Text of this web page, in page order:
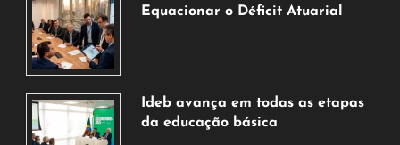
Equacionar o Déficit Atuarial
de
2026
Ideb avança em todas as etapas
da educação básica